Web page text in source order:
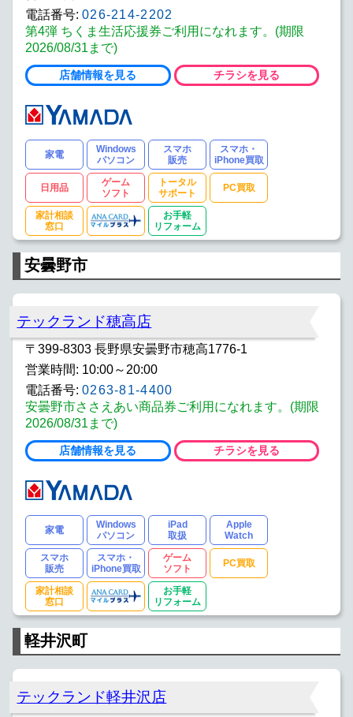
電話番号: 026-214-2202
第4弾 ちくま生活応援券ご利用になれます。(期限
2026/08/31まで)
店舗情報を見る チラシを見る
家電
Windows
パソコン
スマホ
販売
スマホ・
iPhone買取
日用品
ゲーム
ソフト
トータル
サポート
PC買取
家計相談
窓口
お手軽
リフォーム
安曇野市
テックランド穂高店
〒399-8303 長野県安曇野市穂高1776-1
営業時間: 10:00～20:00
電話番号: 0263-81-4400
安曇野市ささえあい商品券ご利用になれます。(期限
2026/08/31まで)
店舗情報を見る チラシを見る
家電
Windows
パソコン
iPad
取扱
Apple
Watch
スマホ
販売
スマホ・
iPhone買取
ゲーム
ソフト
PC買取
家計相談
窓口
お手軽
リフォーム
軽井沢町
テックランド軽井沢店